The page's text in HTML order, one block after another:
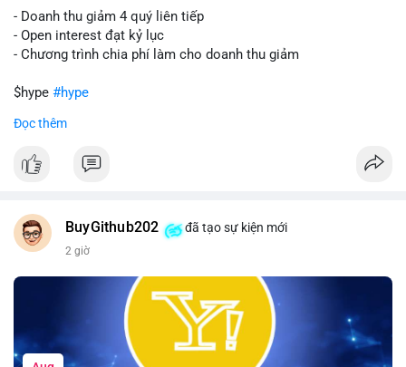
Lời khuyên:
Nhà đầu tư nên theo dõi sát dòng tiền tiếp theo từ địa chỉ này.
Nếu BTC được nạp thêm lên sàn, cần thận trọng với nhịp điều
nắm giữ vị thế hiện tại.
#60btc #dongtiencavoi
- Doanh thu giảm 4 quý liên tiếp
- Open interest đạt kỷ lục
- Chương trình chia phí làm cho doanh thu giảm
$hype #hype
#vlikevn
📰 Nguồn: CoinDesk
Đọc thêm
BuyGithub202 đã tạo sự kiện mới
2 giờ